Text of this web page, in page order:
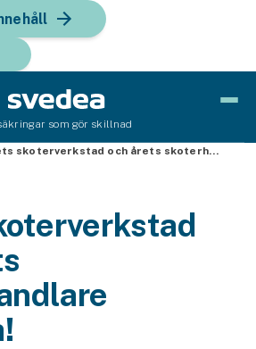
som gör skillnad
Årets skoterverkstad och årets skoterhandlare utsedda!